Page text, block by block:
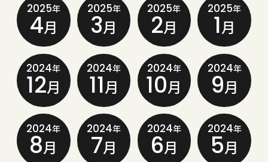
2025年
4月
2025年
3月
2025年
2月
2025年
1月
2024年
12月
2024年
11月
2024年
10月
2024年
9月
2024年
8月
2024年
7月
2024年
6月
2024年
5月